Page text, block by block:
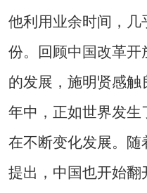
他利用业余时间，
份。回顾中国改革
的发展，施明贤感触
年中，正如世界发
在不断变化发展。随
提出，中国也开始